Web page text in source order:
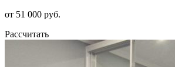
от 51 000 руб.
Рассчитать